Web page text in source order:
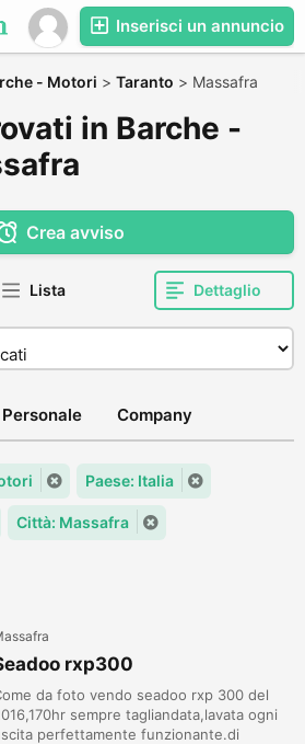
Inserisci un annuncio
- Motori > Taranto > Massafra
in Barche -
Crea avviso
Lista Dettaglio
Personale Company
Paese: Italia
Città: Massafra
rxp300
da foto vendo seadoo rxp 300 del
sempre tagliandata,lavata ogni
perfettamente funzionante.di